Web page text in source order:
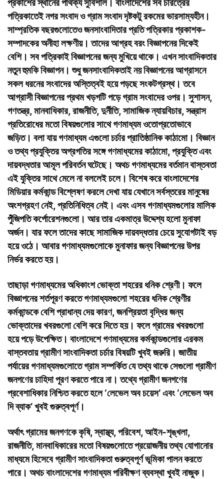
প্রকাশের স্থানের পার্থক্য সুবিশাল। বাংলাদেশের সব চরিত্রের
পত্রিকাতেই নগর সংবাদ ও গ্রাম সংবাদ দৃষ্টকটু রকমের ভারসাম্যহীন।
সাম্প্রতিক বছরগুলোতেও জনসাংবাদিতার প্রতি পত্রিকার প্রকাশক-
সম্পাদকের অনীহা লক্ষণীয়। তাদের আগ্রহ বরং বিজ্ঞাপনের দিকেই
বেশি। সব পত্রিকাই বিজ্ঞাপনের জন্য মুখিয়ে থাকে। এখন সাংবাদিকতার
নতুন হুমকি বিজ্ঞাপন। শুধু জনসাংবাদিকতাই নয় বিজ্ঞাপনের আগ্রাসনে
সকল ধরনের সংবাদের অস্তিত্বই হয়ে পড়ছে সংকটগ্রস্থ। তবে
আগ্রাসী বিজ্ঞাপনের প্রথম খড়গটি পড়ে গ্রাম সংবাদের ওপর। সুশাসন,
গণতন্ত্র, মানবাধিকার, রাজনীতি, দুর্নীতি, সামাজিক ন্যায়বিচার, সন্ত্রাস
প্রতিরোধের মতো বিষয়গুলোর সাথে গণমাধ্যম ওতোপ্রতোভাবে
জড়িত। বলা যায় গণমাধ্যম এগুলো চর্চার প্রাতিষ্ঠানিক কাঠামো। বিজ্ঞান
ও তথ্য প্রযুক্তির অগ্রগতির সঙ্গে গণমাধ্যমের কাঠামো, প্রযুক্তি এবং
দায়বদ্ধতার আমূল পরিবর্তন ঘটেছে। অথচ গণমাধ্যমের বর্তমান বাস্তবতা
এই যুক্তির সাথে মেলে না বললেই চলে। বিশেষ করে বাংলাদেশের
মিডিয়ার কর্মকান্ড বিশ্লেষণ করলে দেখা যায় যেখানে সর্বস্তরের মানুষের
অংশগ্রহণ নেই, প্রতিনিধিত্ব নেই। এবং এসব গণমাধ্যমগুলোর মালিক
পুঁজিপতি কর্পোরেশনগুলো। আর তার একমাত্র উদ্দেশ্য হলো মুনাফা
অর্জন। যার ফলে তাদের কাছে সামাজিক দায়বদ্ধতার চেয়ে সুযোগটাই বড়
হয়ে ওঠে। আবার গণমাধ্যমগুলোকে মুনাফার জন্য বিজ্ঞাপনের উপর
নির্ভর করতে হয়।
তাছাড়া গণমাধ্যমের অধিকাংশ ভোক্তা শহরের ধনিক শ্রেণী। ফলে
বিজ্ঞাপনের শর্তপূরণ করতে গণমাধ্যমগুলো শহরের ধনিক শ্রেণীর
কর্মকান্ডকে বেশি প্রাধান্য দেয় কারণ, জনপ্রিয়তা বৃদ্ধির জন্য
ভোক্তাদের খবরগুলো বেশি করে দিতে হয়। ফলে গ্রামের খবরগুলো
হয়ে পড়ে উপেক্ষিত। বাংলাদেশে গণমাধ্যমের কর্মকান্ডগুলোর এরকম
বাস্তবতায় গ্রামীণ সাংবাদিকতা চর্চার বিষয়টি খুবই জরুরি। জাতীয়
পর্যায়ের গণমাধ্যমগুলোতে গ্রাম সম্পর্কিত যে তথ্য থাকে সেগুলো গ্রামীণ
জনগণের চাহিদা পূরণ করতে পারে না। তথ্যে গ্রামীণ জনগণের
প্রবেশাধিকার নিশ্চিত করতে হলে ‘লেভেল অব চয়েস’ এবং ‘লেভেল অব
দি ব্যাক’ খুবই গুরুত্বপূর্ণ।
অর্থাৎ গ্রামের জনগণকে কৃষি, স্বাস্থ্য, পরিবেশ, আইন-শৃঙ্খলা,
রাজনীতি, মানবাধিকারের মতো বিষয়গুলোতে প্রয়োজনীয় তথ্য যোগানোর
মাধ্যমে হিসেবে গ্রামীণ সাংবাদিকতা গুরুত্বপূর্ণ ভূমিকা পালন করতে
পারে। অথচ বাংলাদেশের গণমাধ্যম পরিবীক্ষণ ব্যবস্থা খুবই নাজুক।